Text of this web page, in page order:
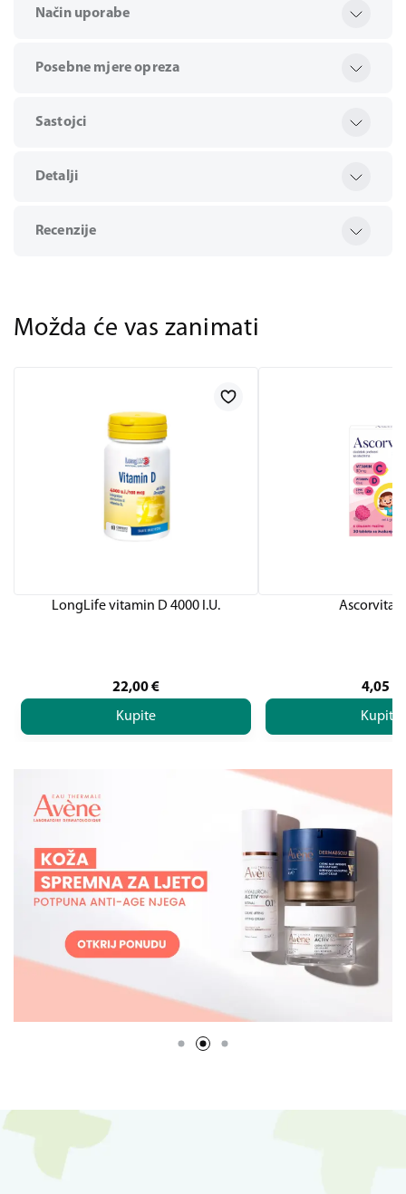
Način uporabe
Posebne mjere opreza
Sastojci
Detalji
Recenzije
Možda će vas zanimati
LongLife vitamin D 4000 I.U.
22,00€
Kupite
Ascorvita
4,05
Kupite